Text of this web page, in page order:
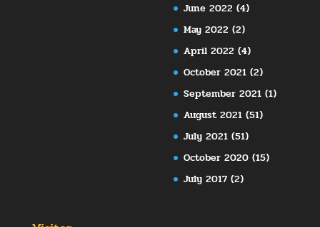
June 2022 (4)
May 2022 (2)
April 2022 (4)
October 2021 (2)
September 2021 (1)
August 2021 (51)
July 2021 (51)
October 2020 (15)
July 2017 (2)